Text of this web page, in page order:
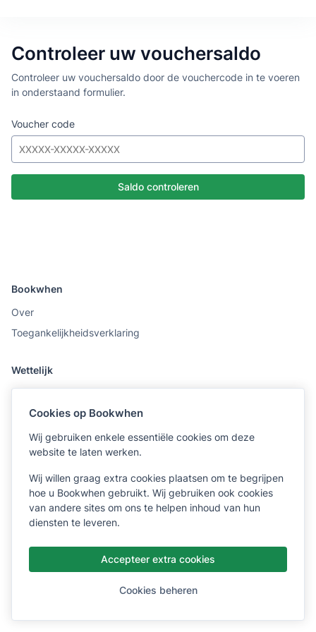
Controleer uw vouchersaldo
Controleer uw vouchersaldo door de vouchercode in te voeren
in onderstaand formulier.
Voucher code
Bookwhen
Over
Toegankelijkheidsverklaring
Wettelijk
Voorwaarden
Privacyverklaring
Middelen
Hulpcentrum
Hoe u uw boeking kunt bijwerken
Assistentie nodig?
© Copyright 2026 - Bookwhen Ltd Nederlands
Cookies op Bookwhen
Wij gebruiken enkele essentiële cookies om deze
website te laten werken.
Wij willen graag extra cookies plaatsen om te begrijpen
hoe u Bookwhen gebruikt. Wij gebruiken ook cookies
van andere sites om ons te helpen inhoud van hun
diensten te leveren.
Accepteer extra cookies
Cookies beheren